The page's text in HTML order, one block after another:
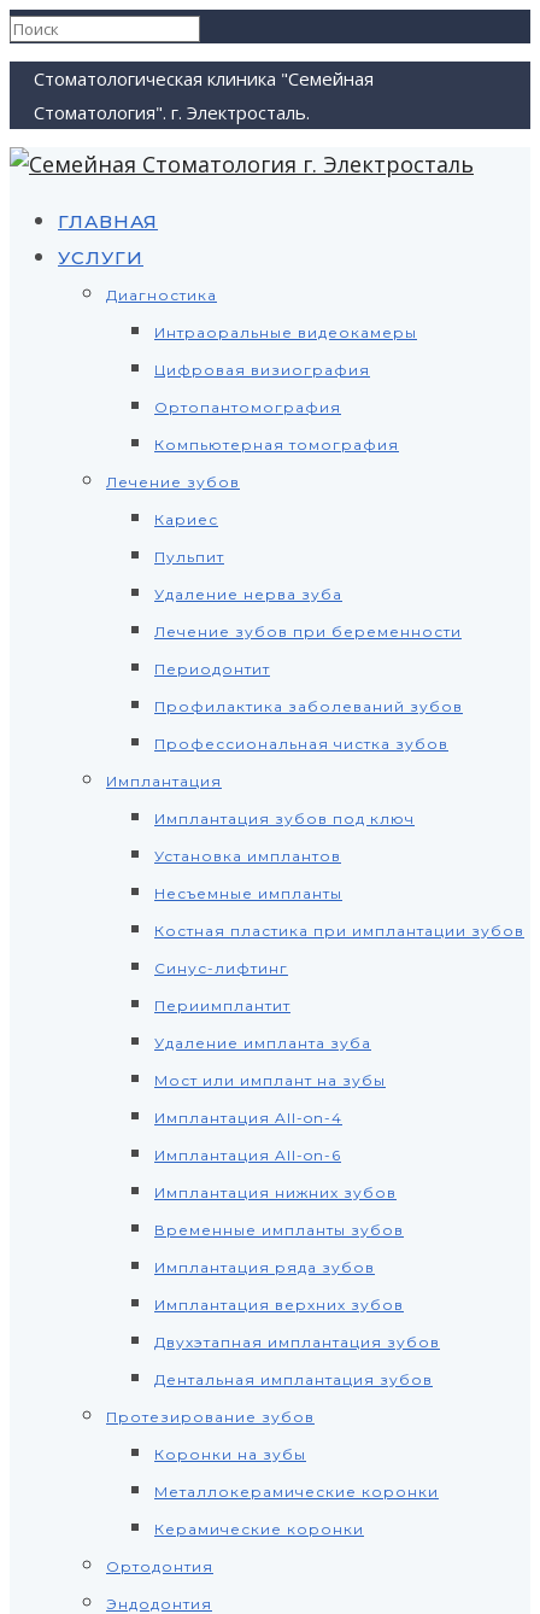
Стоматологическая клиника "Семейная
Стоматология". г. Электросталь.
ГЛАВНАЯ
УСЛУГИ
Диагностика
Интраоральные видеокамеры
Цифровая визиография
Ортопантомография
Компьютерная томография
Лечение зубов
Кариес
Пульпит
Удаление нерва зуба
Лечение зубов при беременности
Периодонтит
Профилактика заболеваний зубов
Профессиональная чистка зубов
Имплантация
Имплантация зубов под ключ
Установка имплантов
Несъемные импланты
Костная пластика при имплантации зубов
Синус-лифтинг
Периимплантит
Удаление импланта зуба
Мост или имплант на зубы
Имплантация All-on-4
Имплантация All-on-6
Имплантация нижних зубов
Временные импланты зубов
Имплантация ряда зубов
Имплантация верхних зубов
Двухэтапная имплантация зубов
Дентальная имплантация зубов
Протезирование зубов
Коронки на зубы
Металлокерамические коронки
Керамические коронки
Ортодонтия
Эндодонтия